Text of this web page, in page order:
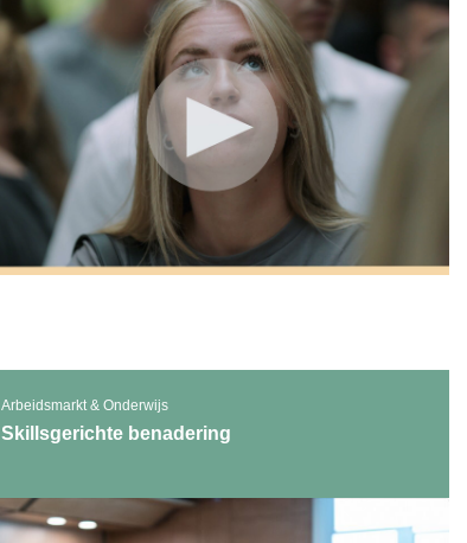
Arbeidsmarkt & Onderwijs
Skillsgerichte benadering